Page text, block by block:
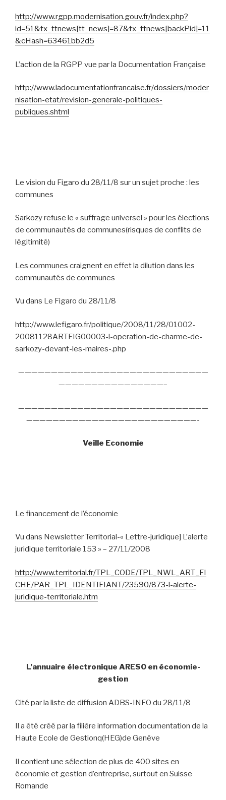
http://www.rgpp.modernisation.gouv.fr/index.php?
id=51&tx_ttnews[tt_news]=87&tx_ttnews[backPid]=11
&cHash=63461bb2d5
L’action de la RGPP vue par la Documentation Française
http://www.ladocumentationfrancaise.fr/dossiers/moder
nisation-etat/revision-generale-politiques-
publiques.shtml
Le vision du Figaro du 28/11/8 sur un sujet proche : les
communes
Sarkozy refuse le « suffrage universel » pour les élections
de communautés de communes(risques de conflits de
légitimité)
Les communes craignent en effet la dilution dans les
communautés de communes
Vu dans Le Figaro du 28/11/8
http://www.lefigaro.fr/politique/2008/11/28/01002-
20081128ARTFIG00003-l-operation-de-charme-de-
sarkozy-devant-les-maires-.php
—————————————————————————————
————————————————–
—————————————————————————————
——————————————————————————-
Veille Economie
Le financement de l’économie
Vu dans Newsletter Territorial-« Lettre-juridique] L’alerte
juridique territoriale 153 » – 27/11/2008
http://www.territorial.fr/TPL_CODE/TPL_NWL_ART_FI
CHE/PAR_TPL_IDENTIFIANT/23590/873-l-alerte-
juridique-territoriale.htm
L’annuaire électronique ARESO en économie-
gestion
Cité par la liste de diffusion ADBS-INFO du 28/11/8
Il a été créé par la filière information documentation de la
Haute Ecole de Gestionq(HEG)de Genève
Il contient une sélection de plus de 400 sites en
économie et gestion d’entreprise, surtout en Suisse
Romande